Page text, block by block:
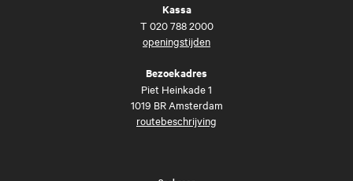
Kassa
T 020 788 2000
openingstijden
Bezoekadres
Piet Heinkade 1
1019 BR Amsterdam
routebeschrijving